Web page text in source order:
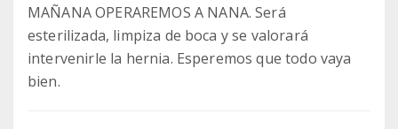
MAÑANA OPERAREMOS A NANA. Será
esterilizada, limpiza de boca y se valorará
intervenirle la hernia. Esperemos que todo vaya
bien.